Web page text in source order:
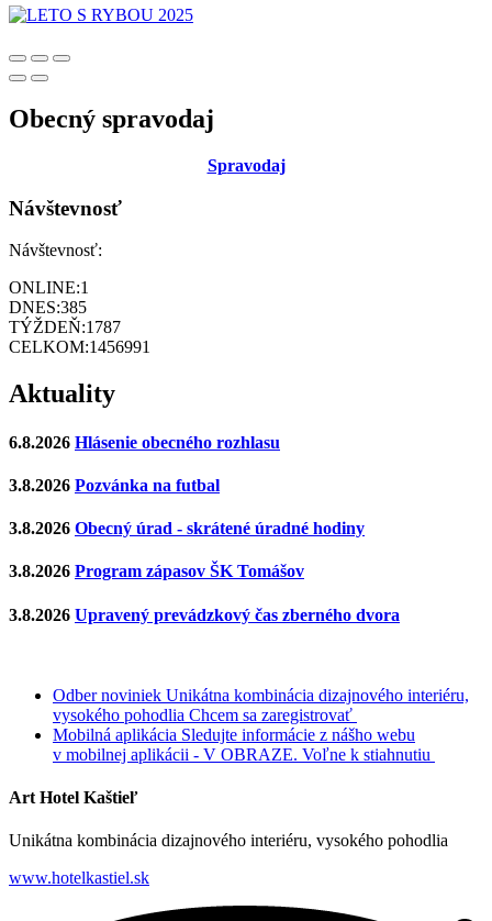
Obecný spravodaj
Spravodaj
Návštevnosť
Návštevnosť:
ONLINE:1
DNES:385
TÝŽDEŇ:1787
CELKOM:1456991
Aktuality
6.8.2026 Hlásenie obecného rozhlasu
3.8.2026 Pozvánka na futbal
3.8.2026 Obecný úrad - skrátené úradné hodiny
3.8.2026 Program zápasov ŠK Tomášov
3.8.2026 Upravený prevádzkový čas zberného dvora
Odber noviniek Unikátna kombinácia dizajnového interiéru,
vysokého pohodlia Chcem sa zaregistrovať
Mobilná aplikácia Sledujte informácie z nášho webu
v mobilnej aplikácii - V OBRAZE. Voľne k stiahnutiu
Art Hotel Kaštieľ
Unikátna kombinácia dizajnového interiéru, vysokého pohodlia
www.hotelkastiel.sk